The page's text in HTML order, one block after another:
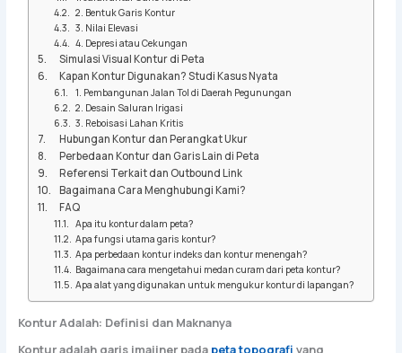
2. Bentuk Garis Kontur
3. Nilai Elevasi
4. Depresi atau Cekungan
Simulasi Visual Kontur di Peta
Kapan Kontur Digunakan? Studi Kasus Nyata
1. Pembangunan Jalan Tol di Daerah Pegunungan
2. Desain Saluran Irigasi
3. Reboisasi Lahan Kritis
Hubungan Kontur dan Perangkat Ukur
Perbedaan Kontur dan Garis Lain di Peta
Referensi Terkait dan Outbound Link
Bagaimana Cara Menghubungi Kami?
FAQ
Apa itu kontur dalam peta?
Apa fungsi utama garis kontur?
Apa perbedaan kontur indeks dan kontur menengah?
Bagaimana cara mengetahui medan curam dari peta kontur?
Apa alat yang digunakan untuk mengukur kontur di lapangan?
Kontur Adalah: Definisi dan Maknanya
Kontur adalah garis imajiner pada peta topografi yang